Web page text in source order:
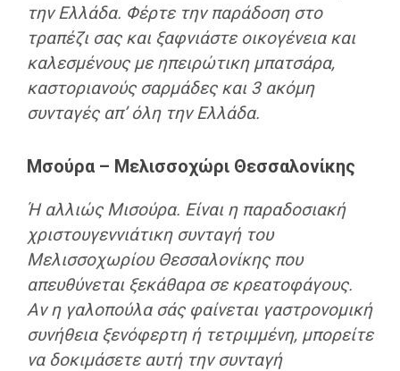
την Ελλάδα. Φέρτε την παράδοση στο
τραπέζι σας και ξαφνιάστε οικογένεια και
καλεσμένους με ηπειρώτικη μπατσάρα,
καστοριανούς σαρμάδες και 3 ακόμη
συνταγές απ’ όλη την Ελλάδα.
Μσούρα – Μελισσοχώρι Θεσσαλονίκης
Ή αλλιώς Μισούρα. Είναι η παραδοσιακή
χριστουγεννιάτικη συνταγή του
Μελισσοχωρίου Θεσσαλονίκης που
απευθύνεται ξεκάθαρα σε κρεατοφάγους.
Αν η γαλοπούλα σάς φαίνεται γαστρονομική
συνήθεια ξενόφερτη ή τετριμμένη, μπορείτε
να δοκιμάσετε αυτή την συνταγή